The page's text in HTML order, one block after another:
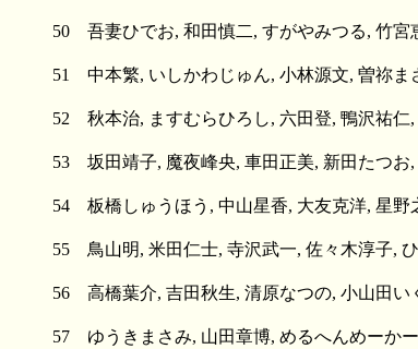
50 吾妻ひでお, 和田慎二, すがやみつる, 竹宮
51 中本繁, いしかわじゅん, 小林源文, 曽祢ま
52 秋本治, ますむらひろし, 六田登, 鴨沢祐仁,
53 坂田靖子, 魔夜峰央, 車田正美, 新田たつお,
54 板橋しゅうほう, 中山星香, 大友克洋, 星野
55 鳥山明, 米田仁士, 寺沢武一, 佐々木淳子,
56 高橋葉介, 吉田秋生, 清原なつの, 小山田い
57 ゆうきまさみ, 山田章博, めるへんめーか